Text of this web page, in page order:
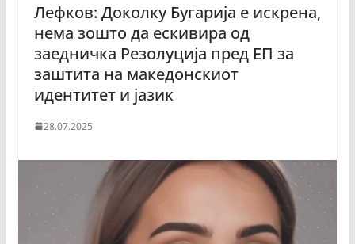
Лефков: Доколку Бугарија е искрена,
нема зошто да ескивира од
заедничка Резолуција пред ЕП за
заштита на македонскиот
идентитет и јазик
28.07.2025